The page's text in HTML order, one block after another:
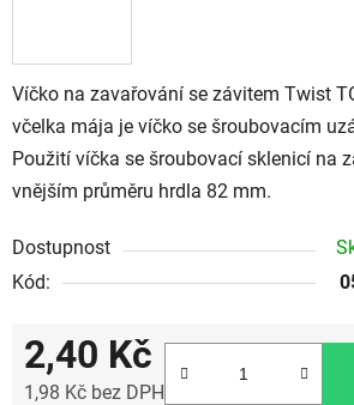
Víčko na zavařování se závitem Twist
včelka mája je víčko se šroubovacím
Použití víčka se šroubovací sklenicí na
vnějším průměru hrdla 82 mm.
Dostupnost
Kód:
2,40 Kč
1,98 Kč bez DPH